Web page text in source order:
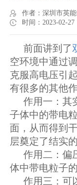
作者：深圳市英
时间：2023-02-27
前面讲到了
空环境中通过
克服高电压引
有很多的其他
作用一：其
子体中的带电
面，从而得到
层奠定了结实
作用二：偏
体中带电粒子
作用三：可